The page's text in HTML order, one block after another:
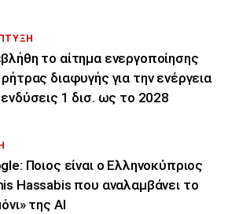
το αίτημα ενεργοποίησης
διαφυγής για την ενέργεια
1 δισ. ως το 2028
Ποιος είναι ο Ελληνοκύπριος
Hassabis που αναλαμβάνει το
της ΑΙ